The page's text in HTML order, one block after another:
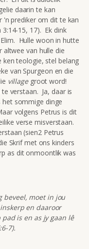
daarin te kan
'n prediker om dit te kan
15, 17). Ek dink
Hulle woon in hutte
van hulle die
teologie, stel belang
van Spurgeon en die
villagegroot word!
verstaan. Ja, daar is
sommige dinge
volgens Petrus is dit
verse misverstaan.
(sien2 Petrus
Skrif met ons kinders
as dit onmoontlik was
beveel, moet in jou
en daaroor
is en as jy gaan lê
7).